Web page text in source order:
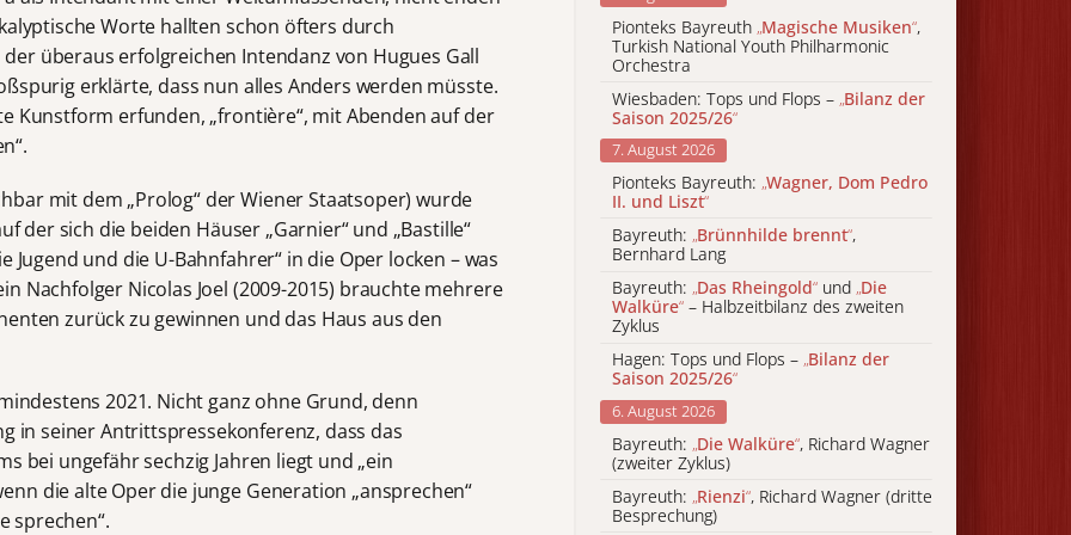
Worte hallten schon öfters durch
der überaus erfolgreichen Intendanz von Hugues Gall
erklärte, dass nun alles Anders werden müsste.
Kunstform erfunden, „frontière“, mit Abenden auf der
mit dem „Prolog“ der Wiener Staatsoper) wurde
der sich die beiden Häuser „Garnier“ und „Bastille“
und die U-Bahnfahrer“ in die Oper locken – was
Nachfolger Nicolas Joel (2009-2015) brauchte mehrere
zurück zu gewinnen und das Haus aus den
2021. Nicht ganz ohne Grund, denn
in seiner Antrittspressekonferenz, dass das
bei ungefähr sechzig Jahren liegt und „ein
die alte Oper die junge Generation „ansprechen“
sprechen“.
Pionteks Bayreuth „Magische Musiken“,
Turkish National Youth Philharmonic
Orchestra
Wiesbaden: Tops und Flops – „Bilanz der
Saison 2025/26“
7. August 2026
Pionteks Bayreuth: „Wagner, Dom Pedro
II. und Liszt“
Bayreuth: „Brünnhilde brennt“,
Bernhard Lang
Bayreuth: „Das Rheingold“ und „Die
Walküre“ – Halbzeitbilanz des zweiten
Zyklus
Hagen: Tops und Flops – „Bilanz der
Saison 2025/26“
6. August 2026
Bayreuth: „Die Walküre“, Richard Wagner
(zweiter Zyklus)
Bayreuth: „Rienzi“, Richard Wagner (dritte
Besprechung)